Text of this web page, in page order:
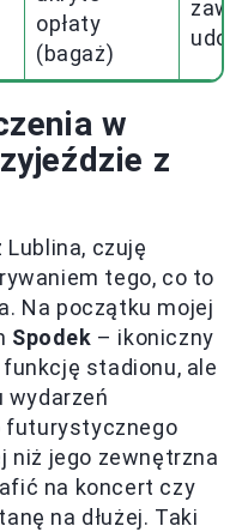
opłaty
(bagaż)
w
z
czuję
tego, co to
Na początku mojej
Spodek – ikoniczny
stadionu, ale
wydarzeń
futurystycznego
niż jego zewnętrzna
na koncert czy
na dłużej. Taki